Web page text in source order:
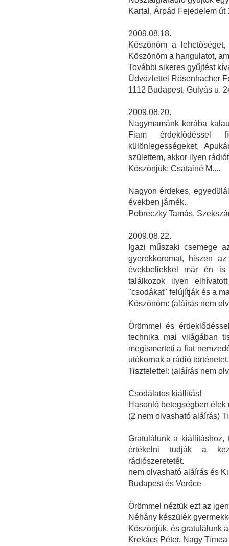
Kartal, Árpád Fejedelem út
2009.08.18.
Köszönöm a
Köszönöm a hangulatot,
További sikeres gyűjtést
Üdvözlettel Rösenhacher
1112 Budapest, Gulyás u.
2009.08.20.
Nagymamánk korába
Fiam
különlegességeket,
születtem, akkor ilyen
Köszönjük: Csatainé M....
Nagyon érdekes,
években járnék.
Pobreczky Tamás,
2009.08.22.
Igazi műszaki csemege
gyerekkoromat, hiszen
évekbeliekkel már én is
találkozok ilyen
"csodákat" felújítják és a
Köszönöm: (aláírás nem
Örömmel és
technika mai világában
megismerteti a fiat
utókornak a rádió történetet.
Tisztelettel: (aláírás nem
Csodálatos kiállítás!
Hasonló betegségben
(2 nem olvasható aláírás)
Gratulálunk a kiállításhoz,
értékelni tudják a
rádiószeretetét.
nem olvasható aláírás és
Budapest és Verőce
Örömmel néztük ezt az
Néhány készülék
Köszönjük, és gratulálunk
Krekács Péter, Nagy Tímea